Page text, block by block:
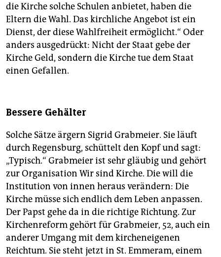
die Kirche solche Schulen anbietet, haben die
Eltern die Wahl. Das kirchliche Angebot ist ein
Dienst, der diese Wahlfreiheit ermöglicht.“ Oder
anders ausgedrückt: Nicht der Staat gebe der
Kirche Geld, sondern die Kirche tue dem Staat
einen Gefallen.
Bessere Gehälter
Solche Sätze ärgern Sigrid Grabmeier. Sie läuft
durch Regensburg, schüttelt den Kopf und sagt:
„Typisch.“ Grabmeier ist sehr gläubig und gehört
zur Organisation Wir sind Kirche. Die will die
Institution von innen heraus verändern: Die
Kirche müsse sich endlich dem Leben anpassen.
Der Papst gehe da in die richtige Richtung. Zur
Kirchenreform gehört für Grabmeier, 52, auch ein
anderer Umgang mit dem kircheneigenen
Reichtum. Sie steht jetzt in St. Emmeram, einem